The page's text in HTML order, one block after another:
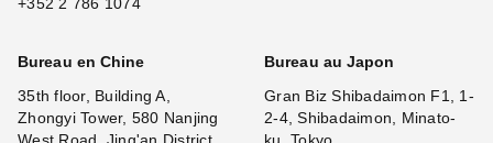
Bureau en Chine
35th floor, Building A,
Zhongyi Tower, 580 Nanjing
Bureau au Japon
Gran Biz Shibadaimon F1, 1-
2-4, Shibadaimon, Minato-